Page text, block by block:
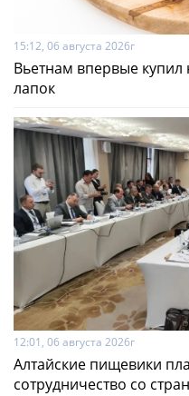
15:12, 06 августа 2026г
Вьетнам впервые
лапок
12:01, 06 августа 2026г
Алтайские пищевики
сотрудничество со